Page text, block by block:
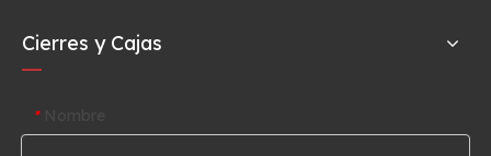
Cierres y Cajas
*